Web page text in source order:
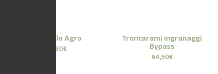
Rastrello Agro
10,80€
Troncarami Ingranaggi
Bypass
64,50€